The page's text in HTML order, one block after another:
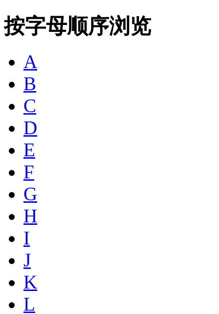
按字母顺序浏览
A
B
C
D
E
F
G
H
I
J
K
L